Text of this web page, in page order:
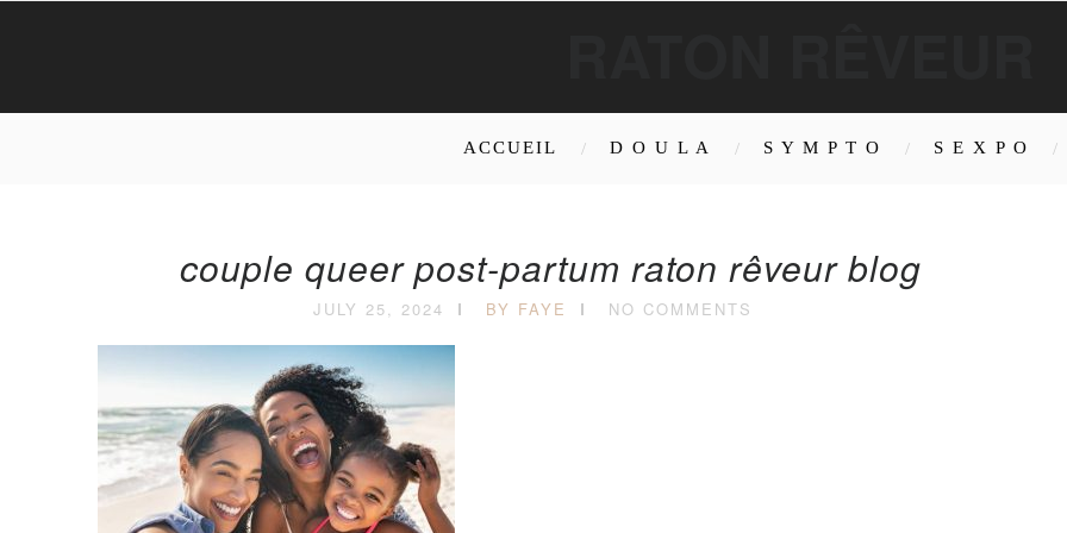
ACCUEIL D O U L A S Y M P T O S E X P O
couple queer post-partum raton rêveur blog
JULY 25, 2024 BY FAYE NO COMMENTS